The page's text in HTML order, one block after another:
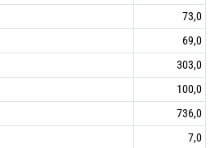
73,0
69,0
303,0
100,0
736,0
7,0